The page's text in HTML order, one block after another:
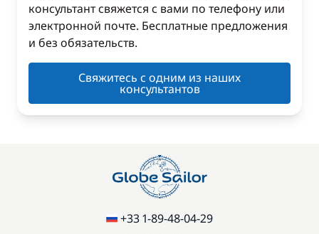
консультант свяжется с вами по телефону или
электронной почте. Бесплатные предложения
и без обязательств.
Свяжитесь с одним из наших
консультантов
+33 1-89-48-04-29